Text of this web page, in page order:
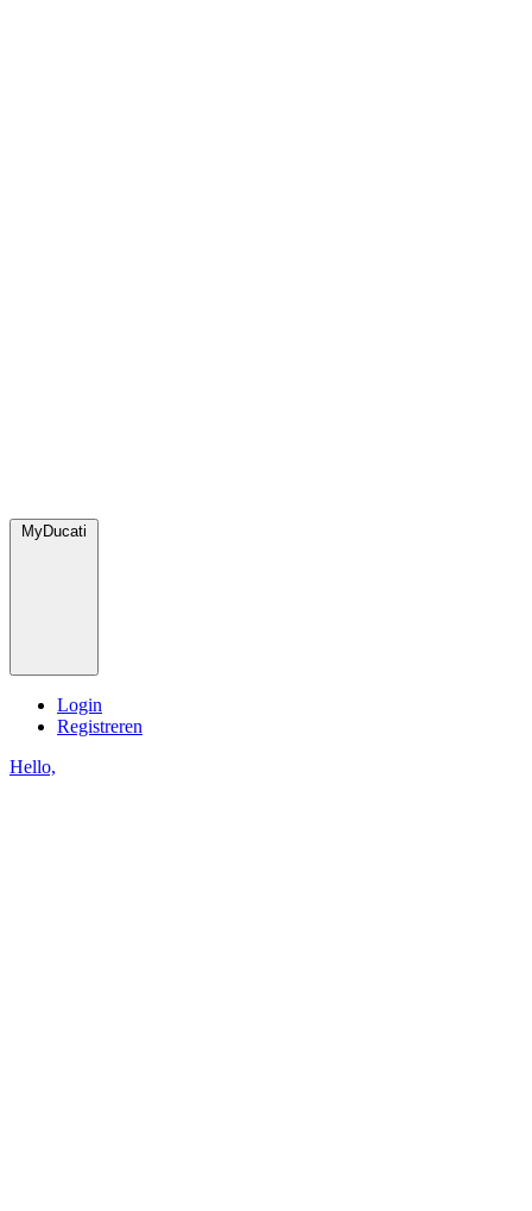
MyDucati
Login
Registreren
Hello,